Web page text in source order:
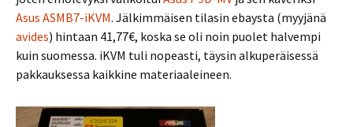
Asus ASMB7-iKVM. Jälkimmäisen tilasin ebaysta (myyjänä
avides) hintaan 41,77€, koska se oli noin puolet halvempi
kuin suomessa. iKVM tuli nopeasti, täysin alkuperäisessä
pakkauksessa kaikkine materiaaleineen.